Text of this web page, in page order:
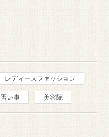
レディースファッション
習い事 美容院